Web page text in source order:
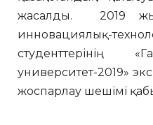
жасалды. 2019
инновациялық-
студенттерінің
университет-2019»
жоспарлау шешімі